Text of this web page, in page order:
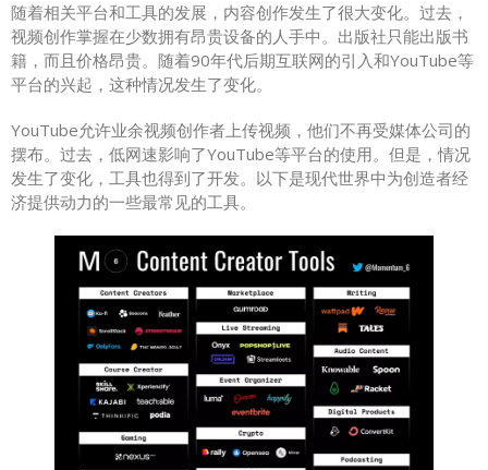
随着相关平台和工具的发展，内容创作发生了很大变化。过去，
视频创作掌握在少数拥有昂贵设备的人手中。出版社只能出版书
籍，而且价格昂贵。随着90年代后期互联网的引入和YouTube等
平台的兴起，这种情况发生了变化。
YouTube允许业余视频创作者上传视频，他们不再受媒体公司的
摆布。过去，低网速影响了YouTube等平台的使用。但是，情况
发生了变化，工具也得到了开发。以下是现代世界中为创造者经
济提供动力的一些最常见的工具。